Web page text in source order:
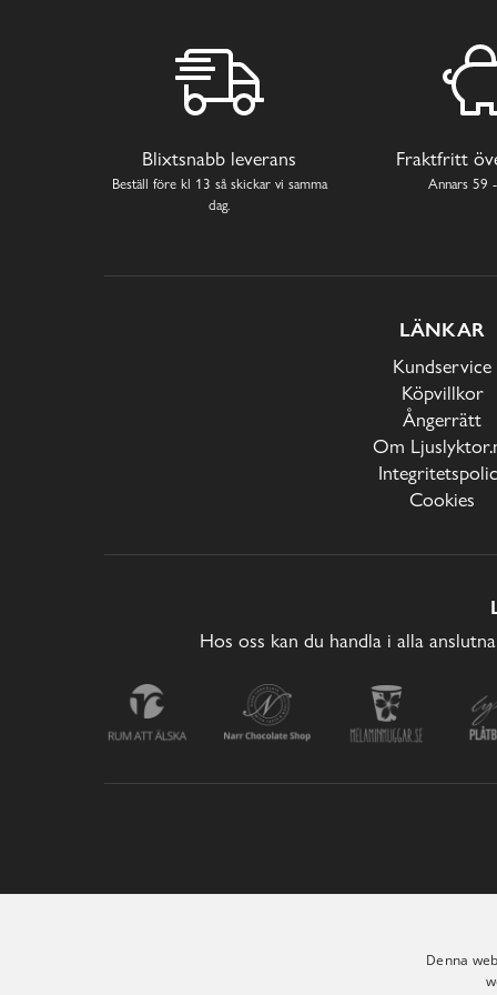
Blixtsnabb leverans
Beställ före kl 13 så skickar vi samma
dag.
Fraktfritt
Annars 59
LÄNKAR
Kundservice
Köpvillkor
Ångerrätt
Om
Cookies
Hos oss kan du handla i alla
Denna